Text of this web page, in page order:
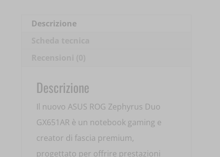
32GB
Descrizione
Descrizione
Il nuovo ASUS ROG Zephyrus Duo
GX651AR è un notebook gaming e
creator di fascia premium,
progettato per offrire prestazioni